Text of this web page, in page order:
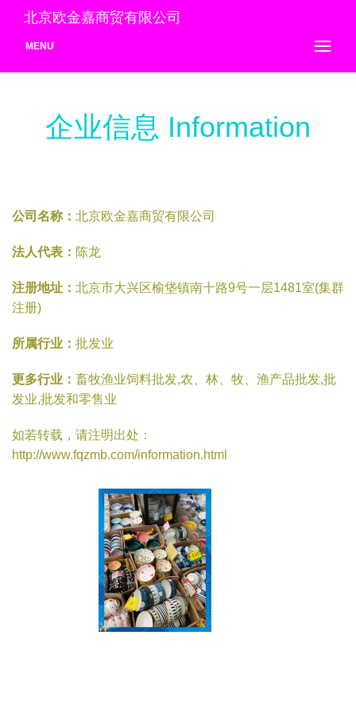
北京欧金嘉商贸有限公司
MENU
企业信息 Information
公司名称： 北京欧金嘉商贸有限公司
法人代表： 陈龙
注册地址： 北京市大兴区榆垡镇南十路9号一层1481室(集群
注册)
所属行业： 批发业
更多行业： 畜牧渔业饲料批发,农、林、牧、渔产品批发,批
发业,批发和零售业
如若转载，请注明出处：
http://www.fqzmb.com/information.html